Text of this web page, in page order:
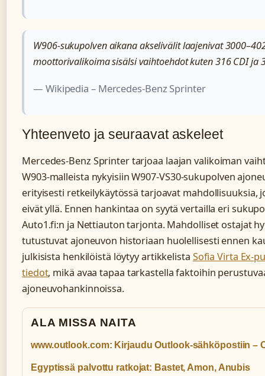
W906-sukupolven aikana akselivälit laajenivat
moottorivalikoima sisälsi vaihtoehdot kuten 316 CDI ja
— Wikipedia – Mercedes-Benz Sprinter
Yhteenveto ja seuraavat askeleet
Mercedes-Benz Sprinter tarjoaa laajan valikoiman
W903-malleista nykyisiin W907-VS30-sukupolven
erityisesti retkeilykäytössä tarjoavat mahdollisuuksia,
eivät yllä. Ennen hankintaa on syytä vertailla eri
Auto1.fi:n ja Nettiauton tarjonta. Mahdolliset ostajat
tutustuvat ajoneuvon historiaan huolellisesti ennen
julkisista henkilöistä löytyy artikkelista Sofia Virta Ex-
tiedot, mikä avaa tapaa tarkastella faktoihin
ajoneuvohankinnoissa.
ALA MISSA NAITA
www.outlook.com: Kirjaudu Outlook-sähköpostiin –
Egyptissä palvottu ratkojat: Bastet, Amon, Anubis